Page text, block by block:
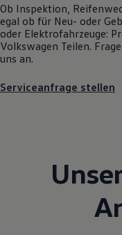
Digitale
Über Ihr Auto
Live
Magazin
Ob Inspektion,
egal ob für Neu- oder
oder Elektrofahrzeuge:
Volkswagen Teilen.
uns an.
Serviceanfrage stellen